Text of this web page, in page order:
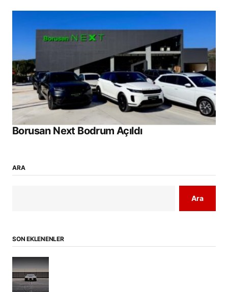
Borusan Next Bodrum Açıldı
ARA
Ara
SON EKLENENLER